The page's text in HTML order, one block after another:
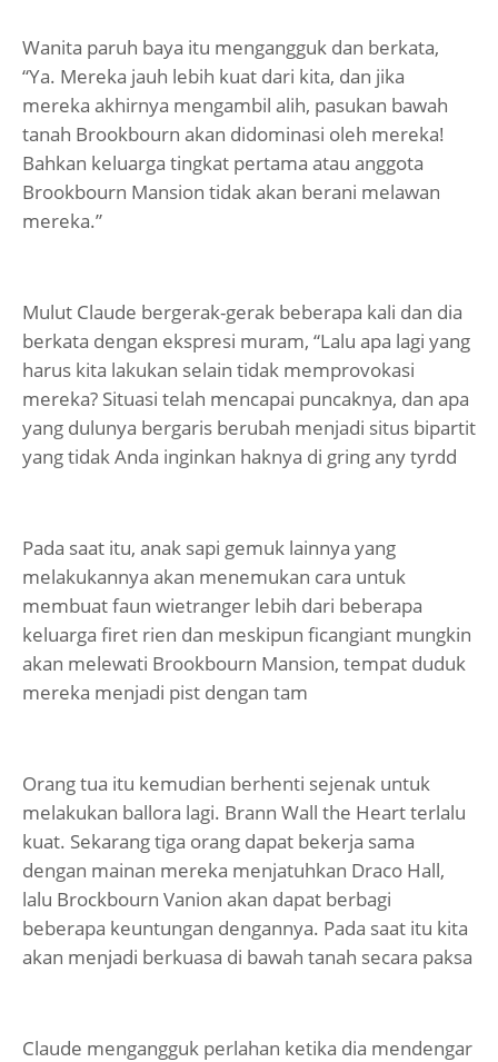
Wanita paruh baya itu mengangguk dan berkata,
“Ya. Mereka jauh lebih kuat dari kita, dan jika
mereka akhirnya mengambil alih, pasukan bawah
tanah Brookbourn akan didominasi oleh mereka!
Bahkan keluarga tingkat pertama atau anggota
Brookbourn Mansion tidak akan berani melawan
mereka.”
Mulut Claude bergerak-gerak beberapa kali dan dia
berkata dengan ekspresi muram, “Lalu apa lagi yang
harus kita lakukan selain tidak memprovokasi
mereka? Situasi telah mencapai puncaknya, dan apa
yang dulunya bergaris berubah menjadi situs bipartit
yang tidak Anda inginkan haknya di gring any tyrdd
Pada saat itu, anak sapi gemuk lainnya yang
melakukannya akan menemukan cara untuk
membuat faun wietranger lebih dari beberapa
keluarga firet rien dan meskipun ficangiant mungkin
akan melewati Brookbourn Mansion, tempat duduk
mereka menjadi pist dengan tam
Orang tua itu kemudian berhenti sejenak untuk
melakukan ballora lagi. Brann Wall the Heart terlalu
kuat. Sekarang tiga orang dapat bekerja sama
dengan mainan mereka menjatuhkan Draco Hall,
lalu Brockbourn Vanion akan dapat berbagi
beberapa keuntungan dengannya. Pada saat itu kita
akan menjadi berkuasa di bawah tanah secara paksa
Claude mengangguk perlahan ketika dia mendengar